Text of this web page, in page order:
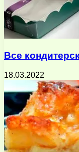
Все
18.03.2022